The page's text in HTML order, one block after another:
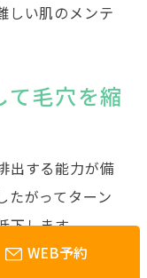
WEB予約
しい肌のメンテ
て毛穴を縮
出する能力が備
たがってターン
下します。
り掃除したあ